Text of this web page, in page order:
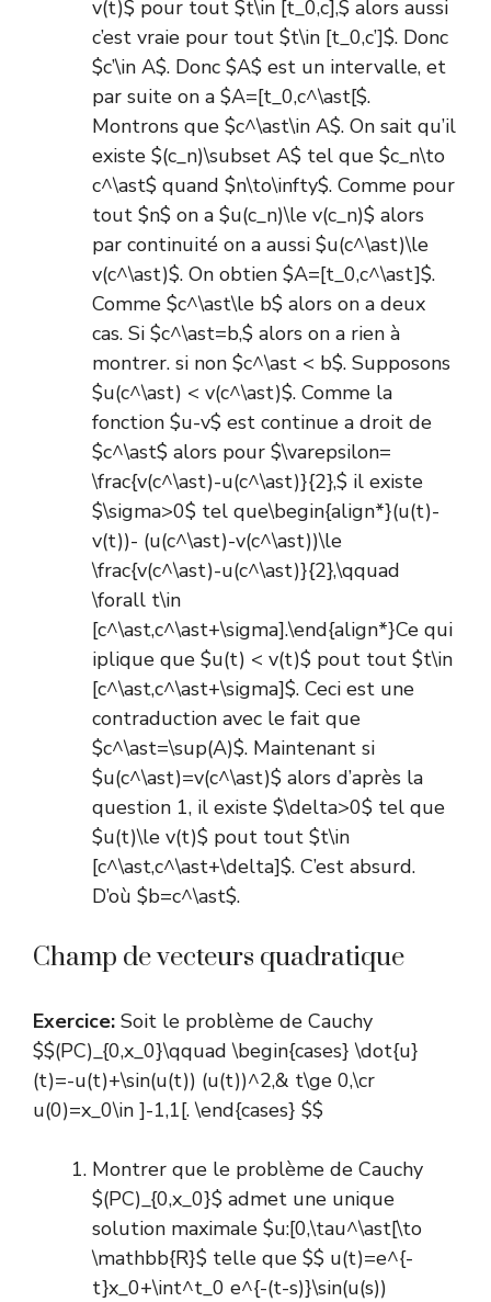
v(t)$ pour tout $t\in [t_0,c],$ alors aussi
c’est vraie pour tout $t\in [t_0,c’]$. Donc
$c’\in A$. Donc $A$ est un intervalle, et
par suite on a $A=[t_0,c^\ast[$.
Montrons que $c^\ast\in A$. On sait qu’il
existe $(c_n)\subset A$ tel que $c_n\to
c^\ast$ quand $n\to\infty$. Comme pour
tout $n$ on a $u(c_n)\le v(c_n)$ alors
par continuité on a aussi $u(c^\ast)\le
v(c^\ast)$. On obtien $A=[t_0,c^\ast]$.
Comme $c^\ast\le b$ alors on a deux
cas. Si $c^\ast=b,$ alors on a rien à
montrer. si non $c^\ast < b$. Supposons
$u(c^\ast) < v(c^\ast)$. Comme la
fonction $u-v$ est continue a droit de
$c^\ast$ alors pour $\varepsilon=
\frac{v(c^\ast)-u(c^\ast)}{2},$ il existe
$\sigma>0$ tel que\begin{align*}(u(t)-
v(t))- (u(c^\ast)-v(c^\ast))\le
\frac{v(c^\ast)-u(c^\ast)}{2},\qquad
\forall t\in
[c^\ast,c^\ast+\sigma].\end{align*}Ce qui
iplique que $u(t) < v(t)$ pout tout $t\in
[c^\ast,c^\ast+\sigma]$. Ceci est une
contraduction avec le fait que
$c^\ast=\sup(A)$. Maintenant si
$u(c^\ast)=v(c^\ast)$ alors d’après la
question 1, il existe $\delta>0$ tel que
$u(t)\le v(t)$ pout tout $t\in
[c^\ast,c^\ast+\delta]$. C’est absurd.
D’où $b=c^\ast$.
Champ de vecteurs quadratique
Exercice: Soit le problème de Cauchy
$$(PC)_{0,x_0}\qquad \begin{cases} \dot{u}
(t)=-u(t)+\sin(u(t)) (u(t))^2,& t\ge 0,\cr
u(0)=x_0\in ]-1,1[. \end{cases} $$
Montrer que le problème de Cauchy
$(PC)_{0,x_0}$ admet une unique
solution maximale $u:[0,\tau^\ast[\to
\mathbb{R}$ telle que $$ u(t)=e^{-
t}x_0+\int^t_0 e^{-(t-s)}\sin(u(s))